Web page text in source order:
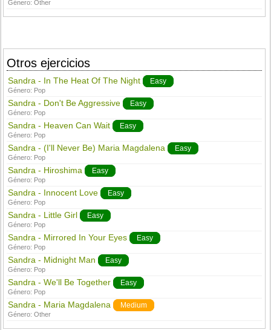
Género:Other
Otros ejercicios
Sandra - In The Heat Of The Night Easy
Género: Pop
Sandra - Don't Be Aggressive Easy
Género: Pop
Sandra - Heaven Can Wait Easy
Género: Pop
Sandra - (I'll Never Be) Maria Magdalena Easy
Género: Pop
Sandra - Hiroshima Easy
Género: Pop
Sandra - Innocent Love Easy
Género: Pop
Sandra - Little Girl Easy
Género: Pop
Sandra - Mirrored In Your Eyes Easy
Género: Pop
Sandra - Midnight Man Easy
Género: Pop
Sandra - We'll Be Together Easy
Género: Pop
Sandra - Maria Magdalena Medium
Género:Other